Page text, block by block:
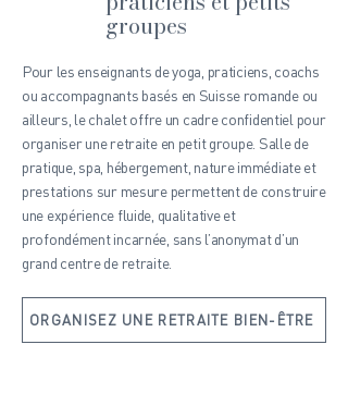
groupes
Pour les enseignants de yoga, praticiens, coachs
ou accompagnants basés en Suisse romande ou
ailleurs, le chalet offre un cadre confidentiel pour
organiser une retraite en petit groupe. Salle de
pratique, spa, hébergement, nature immédiate et
prestations sur mesure permettent de construire
une expérience fluide, qualitative et
profondément incarnée, sans l’anonymat d’un
grand centre de retraite.
ORGANISEZ UNE RETRAITE BIEN-ÊTRE